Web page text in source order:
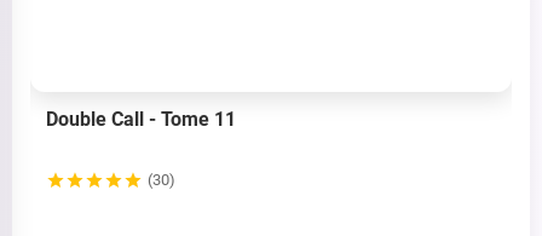
Double Call - Tome 11
(30)